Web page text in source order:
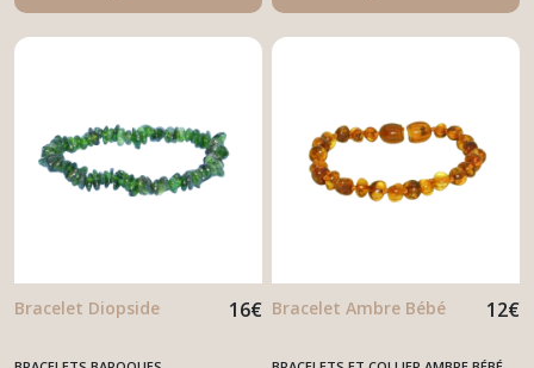
Bracelet Diopside 16€ Bracelet Ambre Bébé 12€